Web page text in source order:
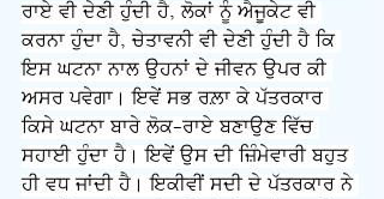
ਰਾਏ ਵੀ ਦੇਣੀ ਹੁੰਦੀ ਹੈ, ਲੋਕਾਂ ਨੂੰ ਐਜੂਕੇਟ ਵੀ
ਕਰਨਾ ਹੁੰਦਾ ਹੈ, ਚੇਤਾਵਨੀ ਵੀ ਦੇਣੀ ਹੁੰਦੀ ਹੈ ਕਿ
ਇਸ ਘਟਨਾ ਨਾਲ ਉਹਨਾਂ ਦੇ ਜੀਵਨ ਉਪਰ ਕੀ
ਅਸਰ ਪਵੇਗਾ। ਇਵੇਂ ਸਭ ਰਲ਼ਾ ਕੇ ਪੱਤਰਕਾਰ
ਕਿਸੇ ਘਟਨਾ ਬਾਰੇ ਲੋਕ-ਰਾਏ ਬਣਾਉਣ ਵਿੱਚ
ਸਹਾਈ ਹੁੰਦਾ ਹੈ। ਇਵੇਂ ਉਸ ਦੀ ਜ਼ਿੰਮੇਵਾਰੀ ਬਹੁਤ
ਹੀ ਵਧ ਜਾਂਦੀ ਹੈ। ਇਕੀਵੀਂ ਸਦੀ ਦੇ ਪੱਤਰਕਾਰ ਨੇ